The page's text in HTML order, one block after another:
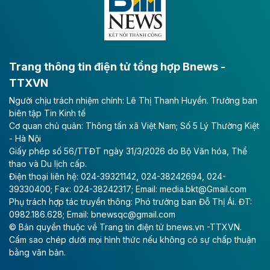
Long Thành
Tổng công ty Cảng hàng không Việt Nam - CTCP
(ACV) vừa lập kỷ lục mới về lợi nhuận trong quý
II/2026.
Theo baodautu.vn
Vinaconex lập đỉnh doanh thu
Tổng CTCP Xuất nhập khẩu và Xây dựng Việt Nam
(Vinaconex) đã khép lại nửa đầu năm với doanh thu
thuần gần 7.268 tỷ đồng, tăng 4% so với cùng kỳ và
cũng là mức cao nhất lịch sử hoạt động của doanh
nghiệp.
Trang thông tin điện tử tổng hợp Bnews -
TTXVN
Người chịu trách nhiệm chính: Lê Thị Thanh Huyền. Trưởng ban
biên tập Tin Kinh tế
Cơ quan chủ quản: Thông tấn xã Việt Nam; Số 5 Lý Thường Kiệt
- Hà Nội
Giấy phép số 56/TTĐT ngày 31/3/2026 do Bộ Văn hóa, Thể
thao và Du lịch cấp.
Điện thoại liên hệ: 024-39321142, 024-38242694, 024-
39330400; Fax: 024-38242317; Email: media.bkt@Gmail.com
Phụ trách hợp tác truyền thông: Phó trưởng ban Đỗ Thị Ái. ĐT:
0982.186.628; Email: bnewsqc@gmail.com
© Bản quyền thuộc về Trang tin điện tử bnews.vn -TTXVN.
Cấm sao chép dưới mọi hình thức nếu không có sự chấp thuận
bằng văn bản.